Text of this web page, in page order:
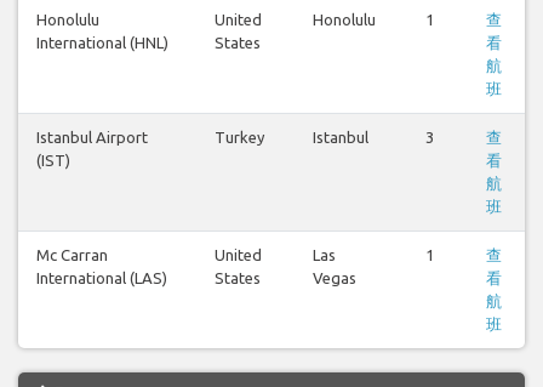
Honolulu
International (HNL)
United
States
Honolulu 1
查
看
航
班
Istanbul Airport
(IST)
Turkey Istanbul 3
查
看
航
班
Mc Carran
International (LAS)
United
States
Las
Vegas
1
查
看
航
班